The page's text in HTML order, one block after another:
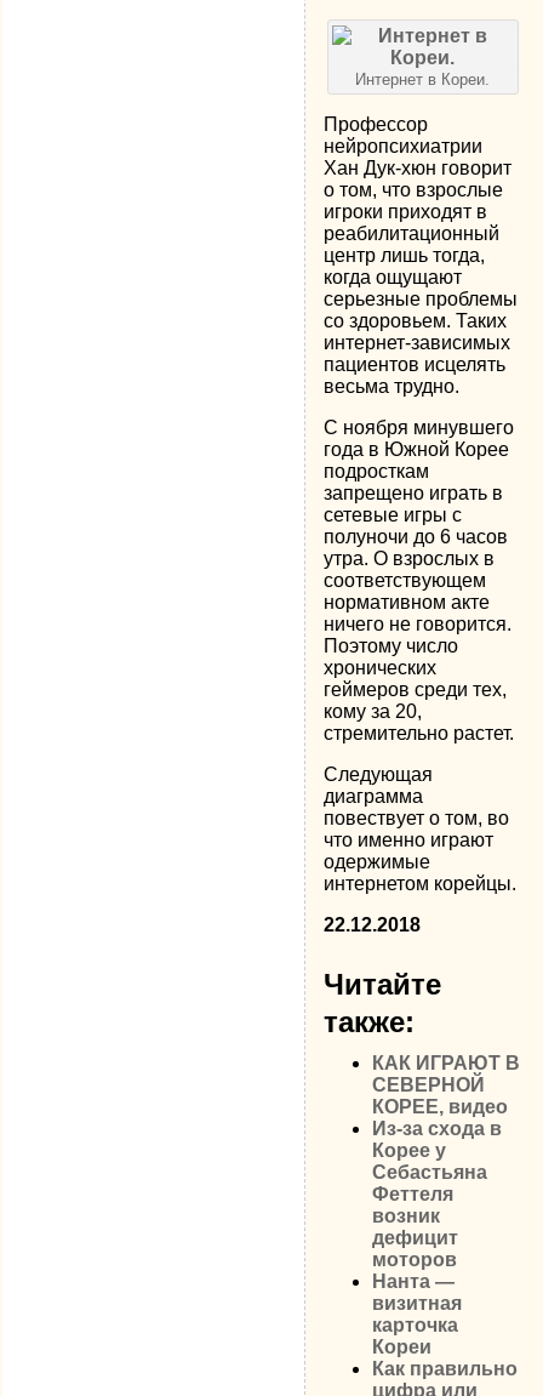
Интернет в Кореи.
Профессор
нейропсихиатрии
Хан Дук-хюн говорит
о том, что взрослые
игроки приходят в
реабилитационный
центр лишь тогда,
когда ощущают
серьезные проблемы
со здоровьем. Таких
интернет-зависимых
пациентов исцелять
весьма трудно.
С ноября минувшего
года в Южной Корее
подросткам
запрещено играть в
сетевые игры с
полуночи до 6 часов
утра. О взрослых в
соответствующем
нормативном акте
ничего не говорится.
Поэтому число
хронических
геймеров среди тех,
кому за 20,
стремительно растет.
Следующая
диаграмма
повествует о том, во
что именно играют
одержимые
интернетом корейцы.
22.12.2018
Читайте
также:
КАК ИГРАЮТ В
СЕВЕРНОЙ
КОРЕЕ, видео
Из-за схода в
Корее у
Себастьяна
Феттеля
возник
дефицит
моторов
Нанта —
визитная
карточка
Кореи
Как правильно
цифра или